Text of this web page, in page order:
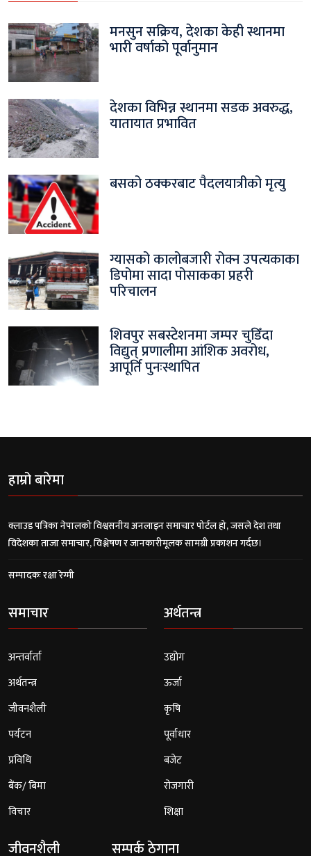
मनसुन सक्रिय, देशका केही स्थानमा
भारी वर्षाको पूर्वानुमान
देशका विभिन्न स्थानमा सडक अवरुद्ध,
यातायात प्रभावित
बसको ठक्करबाट पैदलयात्रीको मृत्यु
ग्यासको कालोबजारी रोक्न उपत्यकाका
डिपोमा सादा पोसाकका प्रहरी
परिचालन
शिवपुर सबस्टेशनमा जम्पर चुडिँदा
विद्युत् प्रणालीमा आंशिक अवरोध,
आपूर्ति पुनःस्थापित
हाम्रो बारेमा
क्लाउड पत्रिका नेपालको विश्वसनीय अनलाइन समाचार पोर्टल हो, जसले देश तथा
विदेशका ताजा समाचार, विश्लेषण र जानकारीमूलक सामग्री प्रकाशन गर्दछ।
सम्पादकः रक्षा रेग्मी
समाचार
अन्तर्वार्ता
अर्थतन्त्र
जीवनशैली
पर्यटन
प्रविधि
बैंक/ बिमा
विचार
अर्थतन्त्र
उद्योग
ऊर्जा
कृषि
पूर्वाधार
बजेट
रोजगारी
शिक्षा
जीवनशैली सम्पर्क ठेगाना